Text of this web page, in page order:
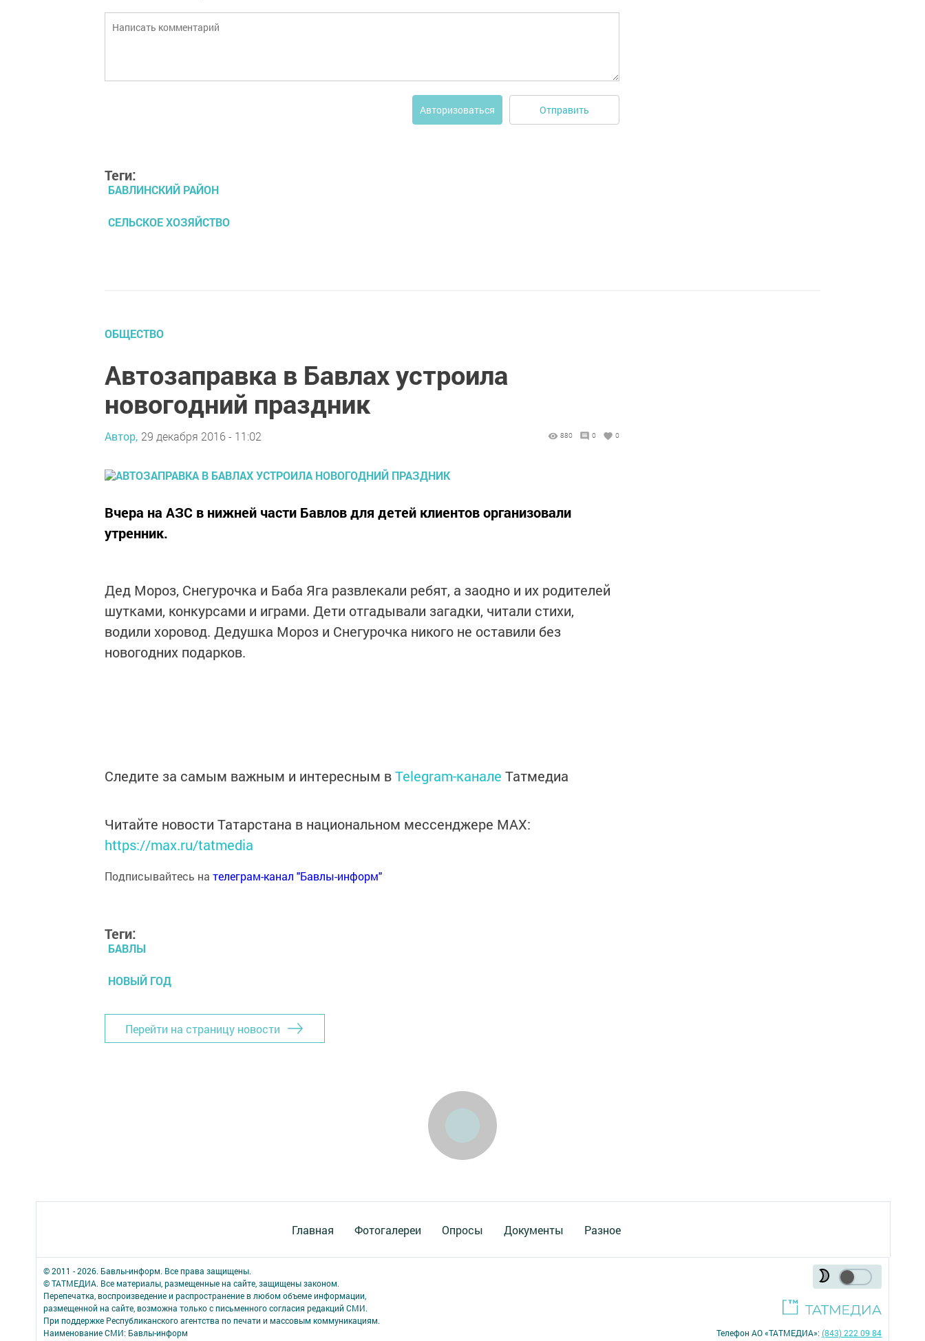
Авторизоваться Отправить
Теги:
БАВЛИНСКИЙ РАЙОН
СЕЛЬСКОЕ ХОЗЯЙСТВО
ОБЩЕСТВО
Автозаправка в Бавлах устроила
новогодний праздник
Автор, 29 декабря 2016 - 11:02 880 0 0
Вчера на АЗС в нижней части Бавлов для детей клиентов организовали
утренник.
Дед Мороз, Снегурочка и Баба Яга развлекали ребят, а заодно и их родителей
шутками, конкурсами и играми. Дети отгадывали загадки, читали стихи,
водили хоровод. Дедушка Мороз и Снегурочка никого не оставили без
новогодних подарков.
Следите за самым важным и интересным вTelegram-канале Татмедиа
Читайте новости Татарстана в национальном мессенджере MАХ:
https://max.ru/tatmedia
Подписывайтесь на телеграм-канал "Бавлы-информ"
Теги:
БАВЛЫ
НОВЫЙ ГОД
Перейти на страницу новости
Главная Фотогалереи Опросы Документы Разное
© 2011 - 2026. Бавлы-информ. Все права защищены.
© ТАТМЕДИА. Все материалы, размещенные на сайте, защищены законом.
Перепечатка, воспроизведение и распространение в любом объеме информации,
размещенной на сайте, возможна только с письменного согласия редакций СМИ.
При поддержке Республиканского агентства по печати и массовым коммуникациям.
Наименование СМИ: Бавлы-информ
Телефон АО «ТАТМЕДИА»:(843) 222 09 84